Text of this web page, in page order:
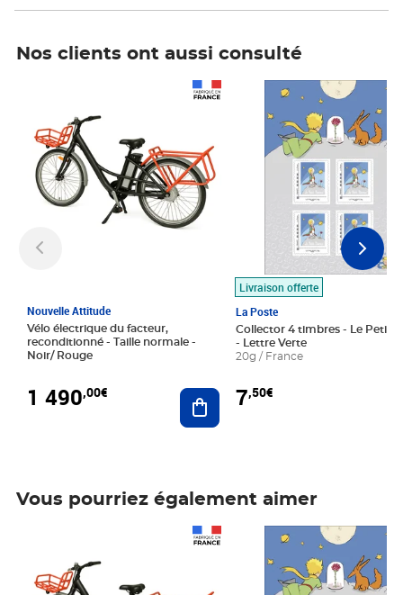
Nos clients ont aussi consulté
Nouvelle Attitude
Vélo électrique du facteur,
reconditionné - Taille normale -
Noir/ Rouge
1 490,00€ Ajouter au panier
Livraison offerte
La Poste
Collector 4 timbres - Le Petit
- Lettre Verte
20g / France
7,50€
Prix 7,50€
Vous pourriez également aimer
Prix 7,50€